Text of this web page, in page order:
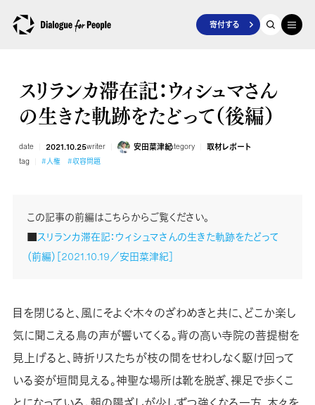
寄付する
スリランカ滞在記：ウィシュマさん
の生きた軌跡をたどって（後編）
date 2021.10.25writer 安田菜津紀category 取材レポート
tag #人権 #収容問題
この記事の前編はこちらからご覧ください。
■スリランカ滞在記：ウィシュマさんの生きた軌跡をたどって
（前編）［2021.10.19／安田菜津紀］
目を閉じると、風にそよぐ木々のざわめきと共に、どこか楽し
気に聞こえる鳥の声が響いてくる。背の高い寺院の菩提樹を
見上げると、時折リスたちが枝の間をせわしなく駆け回って
いる姿が垣間見える。神聖な場所は靴を脱ぎ、裸足で歩くこ